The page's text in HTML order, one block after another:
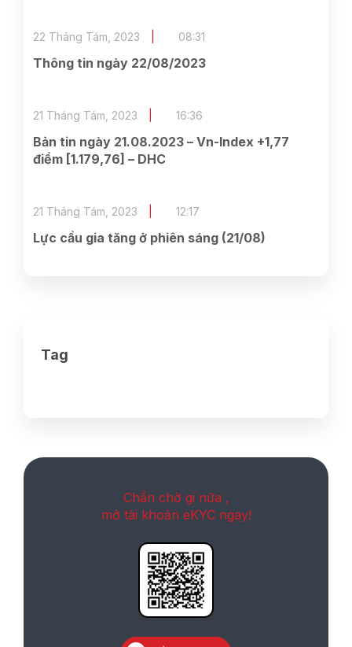
Thông tin ngày 22/08/2023
22 Tháng Tám, 2023 08:31
Bản tin ngày 21.08.2023 – Vn-Index +1,77
điểm [1.179,76] – DHC
21 Tháng Tám, 2023 16:36
Lực cầu gia tăng ở phiên sáng (21/08)
21 Tháng Tám, 2023 12:17
Tag
Chần chờ gi nữa ,
mở tài khoản eKYC ngay!